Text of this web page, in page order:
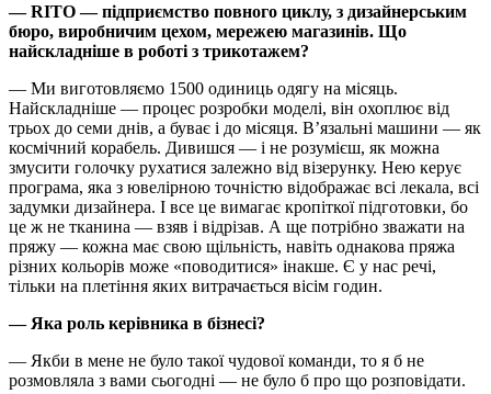
— RITO — підприємство повного циклу, з дизайнерським
бюро, виробничим цехом, мережею магазинів. Що
найскладніше в роботі з трикотажем?
— Ми виготовляємо 1500 одиниць одягу на місяць.
Найскладніше — процес розробки моделі, він охоплює від
трьох до семи днів, а буває і до місяця. В’язальні машини — як
космічний корабель. Дивишся — і не розумієш, як можна
змусити голочку рухатися залежно від візерунку. Нею керує
програма, яка з ювелірною точністю відображає всі лекала, всі
задумки дизайнера. І все це вимагає кропіткої підготовки, бо
це ж не тканина — взяв і відрізав. А ще потрібно зважати на
пряжу — кожна має свою щільність, навіть однакова пряжа
різних кольорів може «поводитися» інакше. Є у нас речі,
тільки на плетіння яких витрачається вісім годин.
— Яка роль керівника в бізнесі?
— Якби в мене не було такої чудової команди, то я б не
розмовляла з вами сьогодні — не було б про що розповідати.